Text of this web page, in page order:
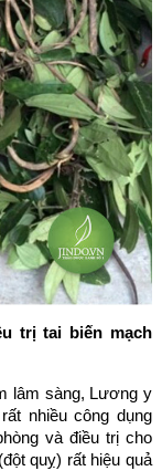
trị tai biến mạch
lâm sàng, Lương y
nhiều công dụng
và điều trị cho
quỵ) rất hiệu quả